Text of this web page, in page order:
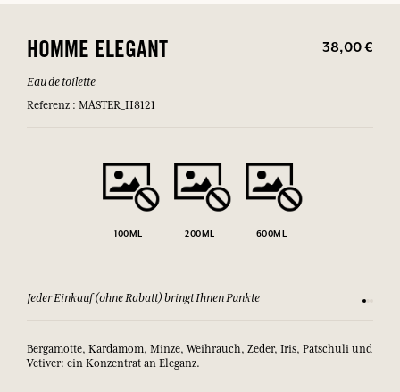
HOMME ELEGANT 38,00 €
Eau de toilette
Referenz : MASTER_H8121
100ML 200ML 600ML
Jeder Einkauf (ohne Rabatt) bringt Ihnen Punkte Sehen
Bergamotte, Kardamom, Minze, Weihrauch, Zeder, Iris, Patschuli und
Vetiver: ein Konzentrat an Eleganz.